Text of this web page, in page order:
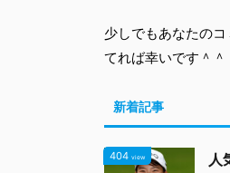
て調査してみました！ スポンサー
リンク アハモに乗り換え時の注意
かど(@machikado.osaka)がシェ
アした投稿 アハモではキャリアメ
は各携帯会社が提供しているメー
少しでもあなたの
てれば幸いです＾＾
新着記事
404 view
人